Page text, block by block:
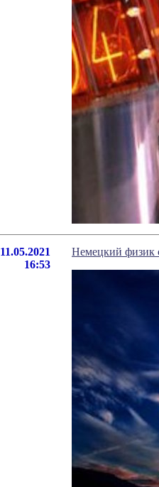
11.05.2021
16:53
Немецкий физик